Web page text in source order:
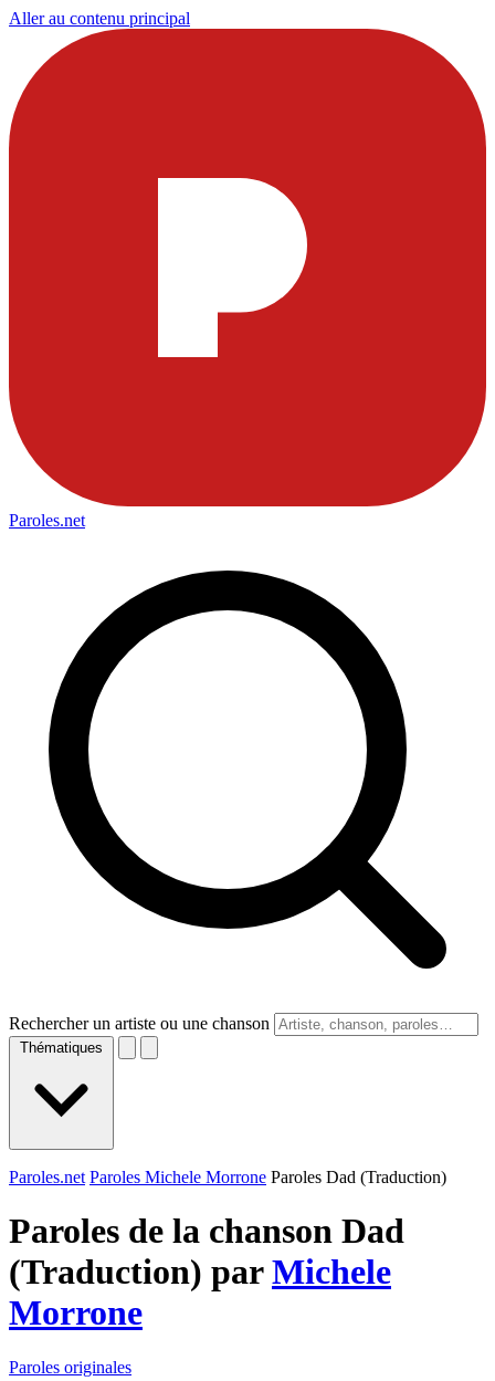
Aller au contenu principal
Paroles.net
Rechercher un artiste ou une chanson
Thématiques
Paroles.net Paroles Michele Morrone Paroles Dad (Traduction)
Paroles de la chanson Dad
(Traduction) parMichele
Morrone
Paroles originales